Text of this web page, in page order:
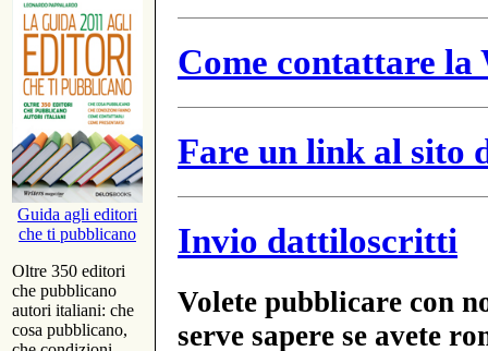
Guida agli editori
che ti pubblicano
Oltre 350 editori
che pubblicano
autori italiani: che
cosa pubblicano,
Come contattare
Fare un link al sito
Invio dattiloscritti
Volete pubblicare con
serve sapere se avete